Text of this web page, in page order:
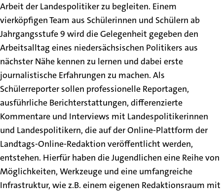
Arbeit der Landespolitiker zu begleiten. Einem
vierköpfigen Team aus Schülerinnen und Schülern ab
Jahrgangsstufe 9 wird die Gelegenheit gegeben den
Arbeitsalltag eines niedersächsischen Politikers aus
nächster Nähe kennen zu lernen und dabei erste
journalistische Erfahrungen zu machen. Als
Schülerreporter sollen professionelle Reportagen,
ausführliche Berichterstattungen, differenzierte
Kommentare und Interviews mit Landespolitikerinnen
und Landespolitikern, die auf der Online-Plattform der
Landtags-Online-Redaktion veröffentlicht werden,
entstehen. Hierfür haben die Jugendlichen eine Reihe von
Möglichkeiten, Werkzeuge und eine umfangreiche
Infrastruktur, wie z.B. einem eigenen Redaktionsraum mit